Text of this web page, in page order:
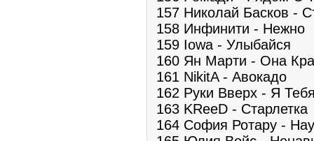
157 Николай Басков -
158 Инфинити - Нежно
159 Iowa - Улыбайся
160 Ян Марти - Она
161 NikitA - Авокадо
162 Руки Вверх - Я
163 KReeD - Старлетка
164 София Ротару -